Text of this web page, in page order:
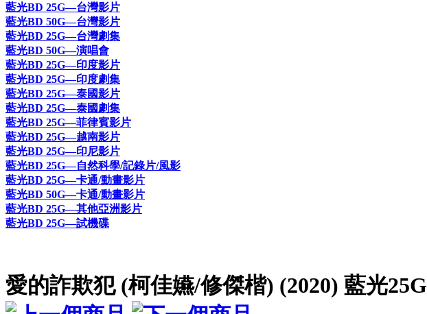
藍光BD 25G—台灣影片
藍光BD 50G—台灣影片
藍光BD 25G—台灣劇集
藍光BD 50G—演唱會
藍光BD 25G—印度影片
藍光BD 25G—印度劇集
藍光BD 25G—泰國影片
藍光BD 25G—泰國劇集
藍光BD 25G—菲律賓影片
藍光BD 25G—越南影片
藍光BD 25G—印尼影片
藍光BD 25G—自然科學/記錄片/風影
藍光BD 25G—卡通/動畫影片
藍光BD 50G—卡通/動畫影片
藍光BD 25G—其他亞洲影片
藍光BD 25G—試機碟
愛的詐欺犯 (柯佳嬿/修傑楷) (2020) 藍光25G